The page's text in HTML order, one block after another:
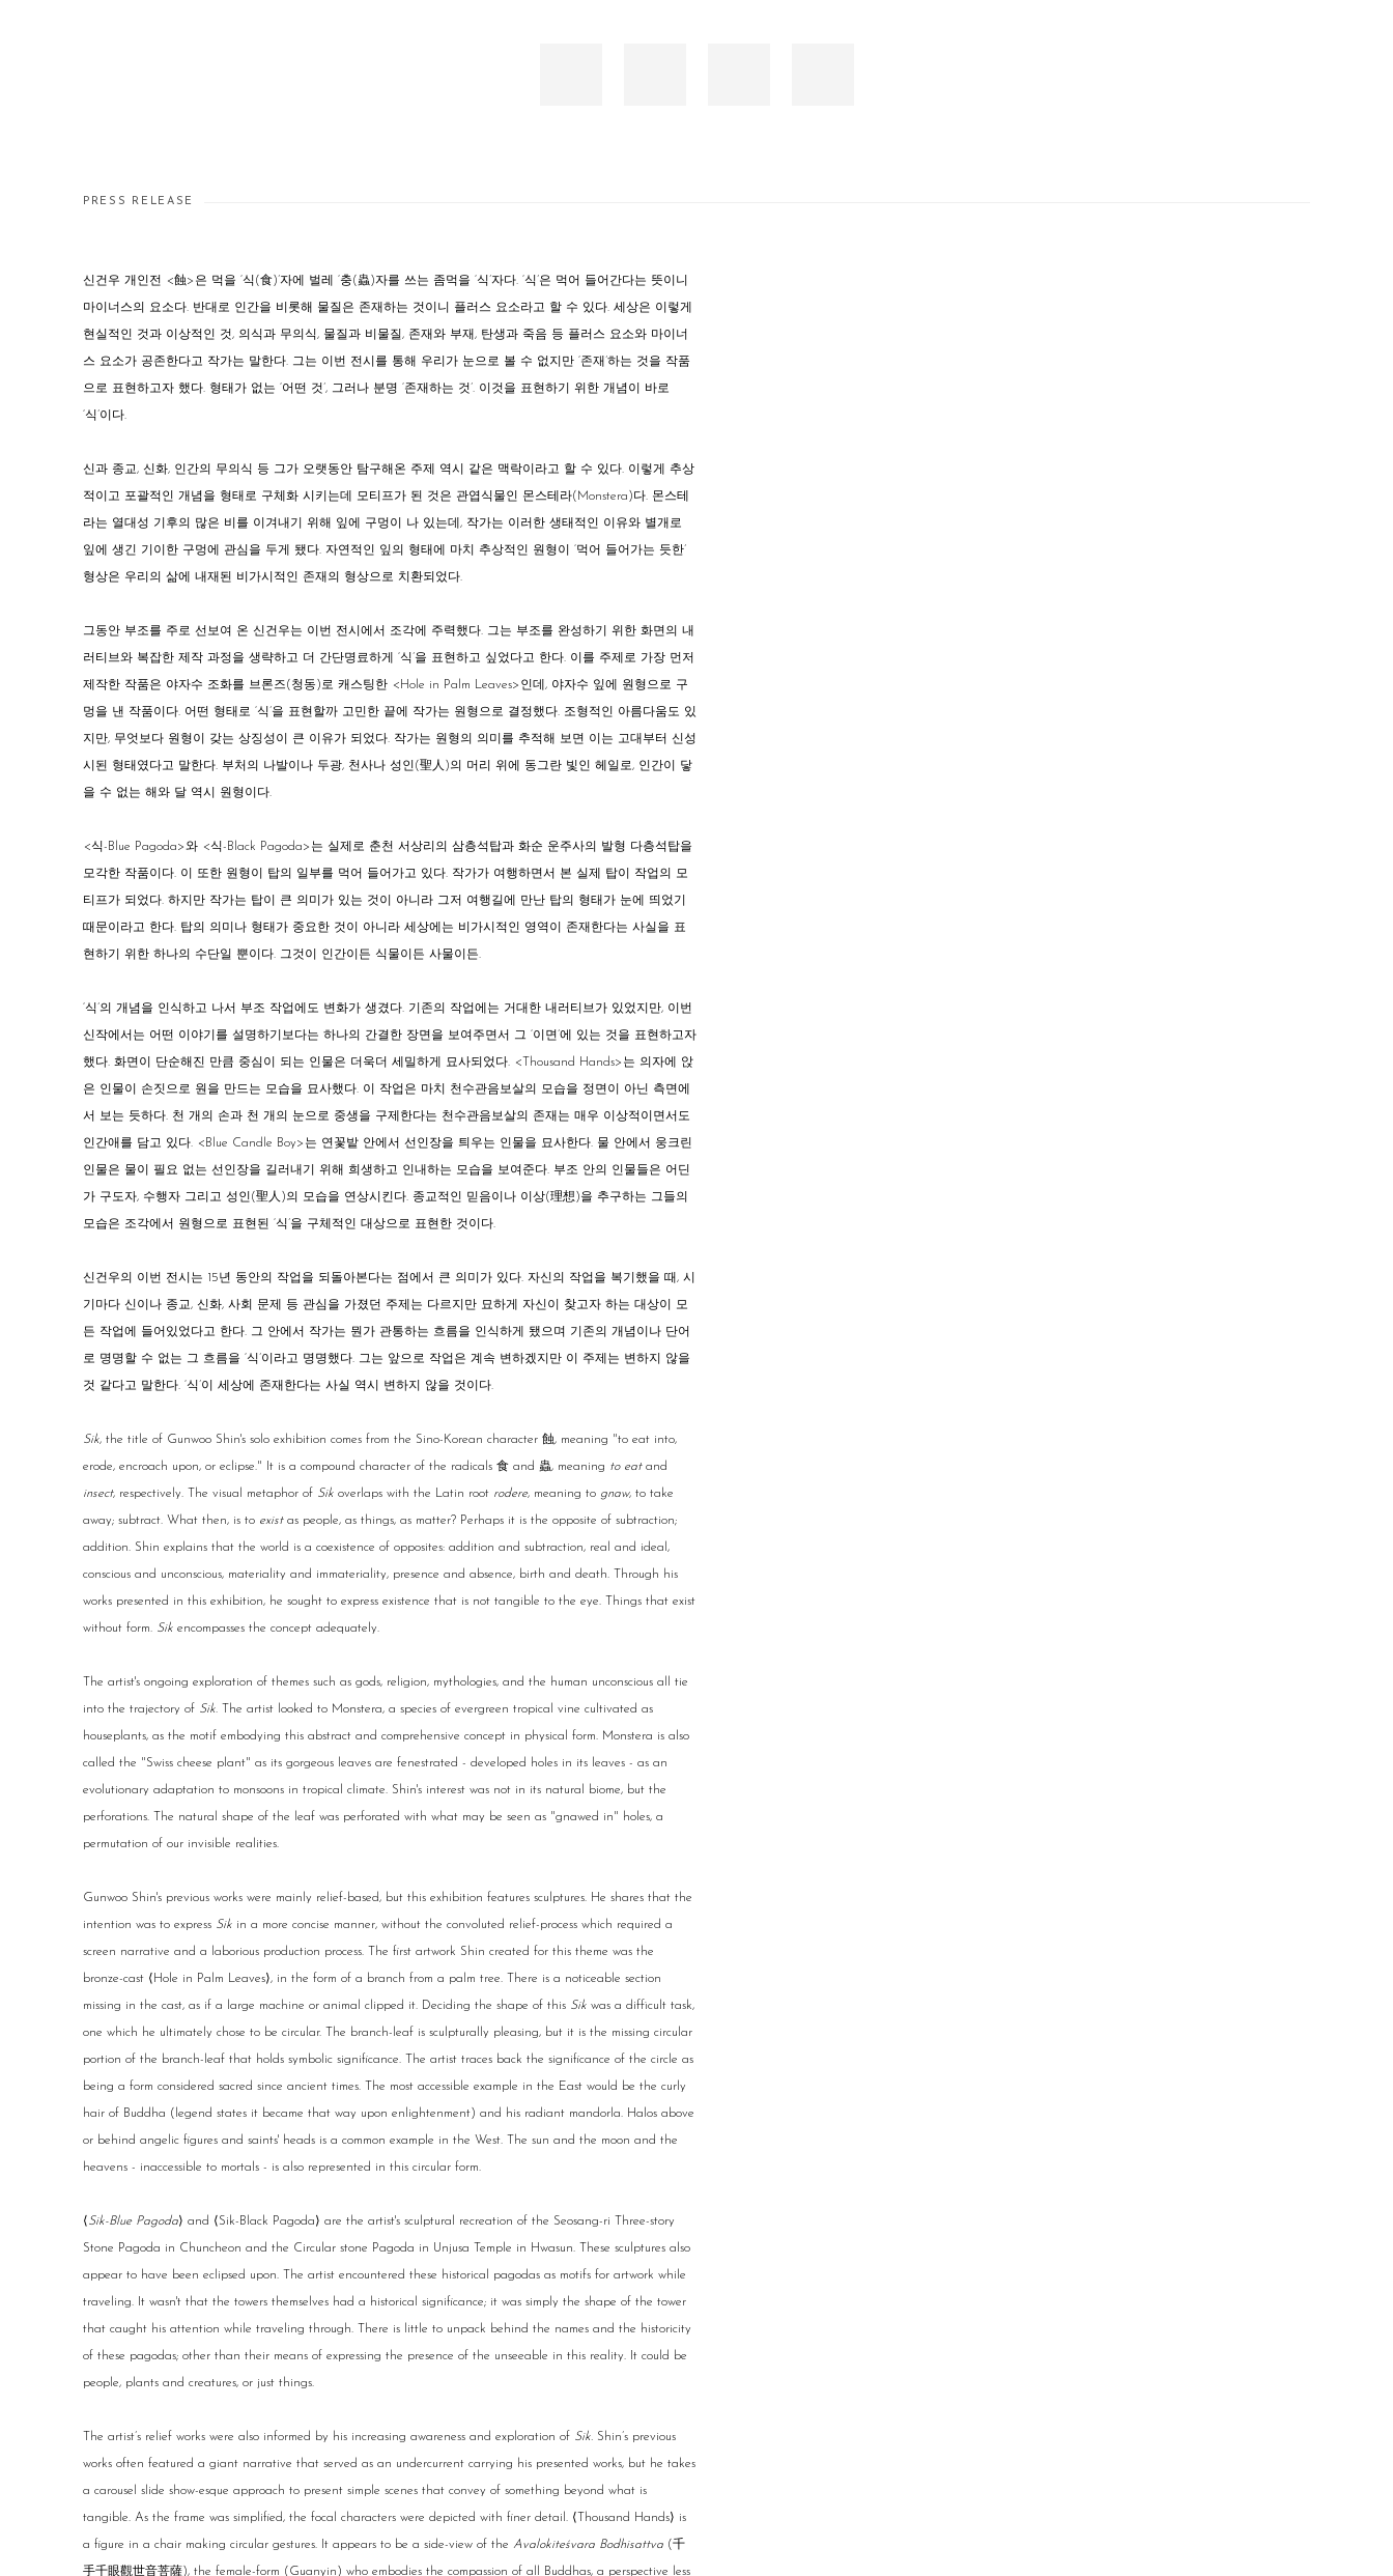
PRESS RELEASE
신건우 개인전 <蝕> 은 먹을 ‘식(食)’자에 벌레 ‘충(蟲)자를 쓰는 좀먹을 ‘식’자다. ‘식’은 먹어 들어간다는 뜻이니
마이너스의 요소다. 반대로 인간을 비롯해 물질은 존재하는 것이니 플러스 요소라고 할 수 있다. 세상은 이렇게
현실적인 것과 이상적인 것, 의식과 무의식, 물질과 비물질, 존재와 부재, 탄생과 죽음 등 플러스 요소와 마이너
스 요소가 공존한다고 작가는 말한다. 그는 이번 전시를 통해 우리가 눈으로 볼 수 없지만 ‘존재’하는 것을 작품
으로 표현하고자 했다. 형태가 없는 ‘어떤 것’, 그러나 분명 ‘존재하는 것’. 이것을 표현하기 위한 개념이 바로
‘식’이다.
신과 종교, 신화, 인간의 무의식 등 그가 오랫동안 탐구해온 주제 역시 같은 맥락이라고 할 수 있다. 이렇게 추상
적이고 포괄적인 개념을 형태로 구체화 시키는데 모티프가 된 것은 관엽식물인 몬스테라(Monstera)다. 몬스테
라는 열대성 기후의 많은 비를 이겨내기 위해 잎에 구멍이 나 있는데, 작가는 이러한 생태적인 이유와 별개로
잎에 생긴 기이한 구멍에 관심을 두게 됐다. 자연적인 잎의 형태에 마치 추상적인 원형이 ‘먹어 들어가는 듯한’
형상은 우리의 삶에 내재된 비가시적인 존재의 형상으로 치환되었다.
그동안 부조를 주로 선보여 온 신건우는 이번 전시에서 조각에 주력했다. 그는 부조를 완성하기 위한 화면의 내
러티브와 복잡한 제작 과정을 생략하고 더 간단명료하게 ‘식’을 표현하고 싶었다고 한다. 이를 주제로 가장 먼저
제작한 작품은 야자수 조화를 브론즈(청동)로 캐스팅한 <Hole in Palm Leaves> 인데, 야자수 잎에 원형으로 구
멍을 낸 작품이다. 어떤 형태로 ‘식’을 표현할까 고민한 끝에 작가는 원형으로 결정했다. 조형적인 아름다움도 있
지만, 무엇보다 원형이 갖는 상징성이 큰 이유가 되었다. 작가는 원형의 의미를 추적해 보면 이는 고대부터 신성
시된 형태였다고 말한다. 부처의 나발이나 두광, 천사나 성인(聖人)의 머리 위에 동그란 빛인 헤일로, 인간이 닿
을 수 없는 해와 달 역시 원형이다.
<식-Blue Pagoda>와 <식-Black Pagoda> 는 실제로 춘천 서상리의 삼층석탑과 화순 운주사의 발형 다층석탑을
모각한 작품이다. 이 또한 원형이 탑의 일부를 먹어 들어가고 있다. 작가가 여행하면서 본 실제 탑이 작업의 모
티프가 되었다. 하지만 작가는 탑이 큰 의미가 있는 것이 아니라 그저 여행길에 만난 탑의 형태가 눈에 띄었기
때문이라고 한다. 탑의 의미나 형태가 중요한 것이 아니라 세상에는 비가시적인 영역이 존재한다는 사실을 표
현하기 위한 하나의 수단일 뿐이다. 그것이 인간이든 식물이든 사물이든.
‘식’의 개념을 인식하고 나서 부조 작업에도 변화가 생겼다. 기존의 작업에는 거대한 내러티브가 있었지만, 이번
신작에서는 어떤 이야기를 설명하기보다는 하나의 간결한 장면을 보여주면서 그 ‘이면’에 있는 것을 표현하고자
했다. 화면이 단순해진 만큼 중심이 되는 인물은 더욱더 세밀하게 묘사되었다. < Thousand Hands> 는 의자에 앉
은 인물이 손짓으로 원을 만드는 모습을 묘사했다. 이 작업은 마치 천수관음보살의 모습을 정면이 아닌 측면에
서 보는 듯하다. 천 개의 손과 천 개의 눈으로 중생을 구제한다는 천수관음보살의 존재는 매우 이상적이면서도
인간애를 담고 있다. <Blue Candle Boy> 는 연꽃밭 안에서 선인장을 틔우는 인물을 묘사한다. 물 안에서 웅크린
인물은 물이 필요 없는 선인장을 길러내기 위해 희생하고 인내하는 모습을 보여준다. 부조 안의 인물들은 어딘
가 구도자, 수행자 그리고 성인(聖人)의 모습을 연상시킨다. 종교적인 믿음이나 이상(理想)을 추구하는 그들의
모습은 조각에서 원형으로 표현된 ‘식’을 구체적인 대상으로 표현한 것이다.
신건우의 이번 전시는 15년 동안의 작업을 되돌아본다는 점에서 큰 의미가 있다. 자신의 작업을 복기했을 때, 시
기마다 신이나 종교, 신화, 사회 문제 등 관심을 가졌던 주제는 다르지만 묘하게 자신이 찾고자 하는 대상이 모
든 작업에 들어있었다고 한다. 그 안에서 작가는 뭔가 관통하는 흐름을 인식하게 됐으며 기존의 개념이나 단어
로 명명할 수 없는 그 흐름을 ‘식’이라고 명명했다. 그는 앞으로 작업은 계속 변하겠지만 이 주제는 변하지 않을
것 같다고 말한다. ‘식’이 세상에 존재한다는 사실 역시 변하지 않을 것이다.
Sik, the title of Gunwoo Shin's solo exhibition comes from the Sino-Korean character 蝕, meaning "to eat into,
erode, encroach upon, or eclipse." It is a compound character of the radicals 食 and 蟲, meaning to eatand
insect, respectively. The visual metaphor of Sik overlaps with the Latin root rodere, meaning to gnaw, to take
away; subtract. What then, is to existas people, as things, as matter? Perhaps it is the opposite of subtraction;
addition. Shin explains that the world is a coexistence of opposites: addition and subtraction, real and ideal,
conscious and unconscious, materiality and immateriality, presence and absence, birth and death. Through his
works presented in this exhibition, he sought to express existence that is not tangible to the eye. Things that exist
without form. Sik encompasses the concept adequately.
The artist's ongoing exploration of themes such as gods, religion, mythologies, and the human unconscious all tie
into the trajectory of Sik. The artist looked to Monstera, a species of evergreen tropical vine cultivated as
houseplants, as the motif embodying this abstract and comprehensive concept in physical form. Monstera is also
called the "Swiss cheese plant" as its gorgeous leaves are fenestrated - developed holes in its leaves - as an
evolutionary adaptation to monsoons in tropical climate. Shin's interest was not in its natural biome, but the
perforations. The natural shape of the leaf was perforated with what may be seen as "gnawed in" holes, a
permutation of our invisible realities.
Gunwoo Shin's previous works were mainly relief-based, but this exhibition features sculptures. He shares that the
intention was to express Sik in a more concise manner, without the convoluted relief-process which required a
screen narrative and a laborious production process. The first artwork Shin created for this theme was the
bronze-cast ⟨Hole in Palm Leaves⟩, in the form of a branch from a palm tree. There is a noticeable section
missing in the cast, as if a large machine or animal clipped it. Deciding the shape of this Sik was a difficult task,
one which he ultimately chose to be circular. The branch-leaf is sculpturally pleasing, but it is the missing circular
portion of the branch-leaf that holds symbolic significance. The artist traces back the significance of the circle as
being a form considered sacred since ancient times. The most accessible example in the East would be the curly
hair of Buddha (legend states it became that way upon enlightenment) and his radiant mandorla. Halos above
or behind angelic figures and saints' heads is a common example in the West. The sun and the moon and the
heavens - inaccessible to mortals - is also represented in this circular form.
⟨Sik-Blue Pagoda⟩ and ⟨Sik-Black Pagoda⟩ are the artist's sculptural recreation of the Seosang-ri Three-story
Stone Pagoda in Chuncheon and the Circular stone Pagoda in Unjusa Temple in Hwasun. These sculptures also
appear to have been eclipsed upon. The artist encountered these historical pagodas as motifs for artwork while
traveling. It wasn't that the towers themselves had a historical significance; it was simply the shape of the tower
that caught his attention while traveling through. There is little to unpack behind the names and the historicity
of these pagodas; other than their means of expressing the presence of the unseeable in this reality. It could be
people, plants and creatures, or just things.
The artist’s relief works were also informed by his increasing awareness and exploration of Sik. Shin’s previous
works often featured a giant narrative that served as an undercurrent carrying his presented works, but he takes
a carousel slide show-esque approach to present simple scenes that convey of something beyond what is
tangible. As the frame was simplified, the focal characters were depicted with finer detail. ⟨Thousand Hands⟩ is
a figure in a chair making circular gestures. It appears to be a side-view of the Avalokiteśvara Bodhisattva (千
手千眼觀世音菩薩), the female-form (Guanyin) who embodies the compassion of all Buddhas, a perspective less